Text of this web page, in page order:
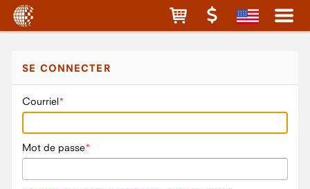
SE CONNECTER
Courriel
Mot de passe